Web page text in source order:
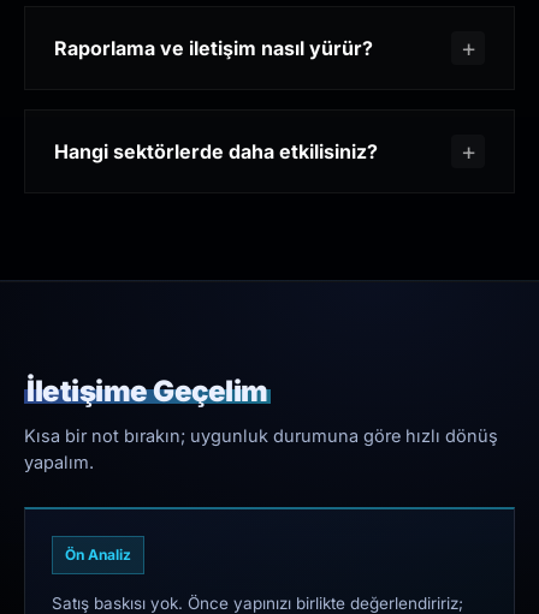
Raporlama ve iletişim nasıl yürür?
Hangi sektörlerde daha etkilisiniz?
İletişime Geçelim
Kısa bir not bırakın; uygunluk durumuna göre hızlı dönüş
yapalım.
Ön Analiz
Satış baskısı yok. Önce yapınızı birlikte değerlendiririz;